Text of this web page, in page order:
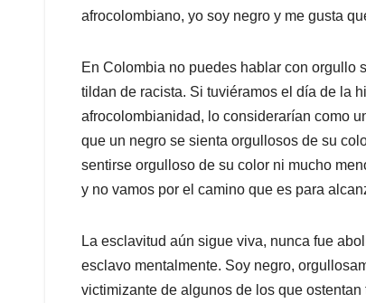
p
k
n
afrocolombiano, yo soy negro y me gusta
En Colombia no puedes hablar con orgullo
tildan de racista. Si tuviéramos el día de la
afrocolombianidad, lo considerarían como
que un negro se sienta orgullosos de su
sentirse orgulloso de su color ni mucho
y no vamos por el camino que es para
La esclavitud aún sigue viva, nunca fue
esclavo mentalmente. Soy negro,
victimizante de algunos de los que